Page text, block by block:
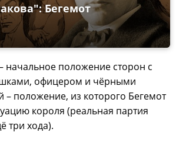
Бегемот
начальное положение сторон с
офицером и чёрными
– положение, из которого Бегемот
короля (реальная партия
три хода).